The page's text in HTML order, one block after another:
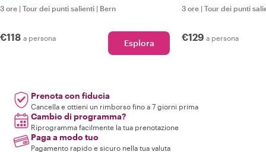
3 ore | Tour dei punti salienti | Bern
€118 a persona Esplora
3 ore | Tour dei punti
€129 a persona
Prenota con fiducia
Cancella e ottieni un rimborso fino a 7 giorni prima
Cambio di programma?
Riprogramma facilmente la tua prenotazione
Paga a modo tuo
Pagamento rapido e sicuro nella tua valuta